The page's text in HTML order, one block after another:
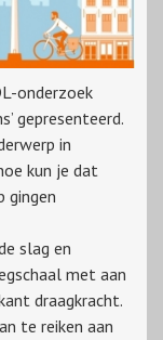
onderzoek
gepresenteerd.
in
kun je dat
gingen
slag en
met aan
draagkracht.
te reiken aan